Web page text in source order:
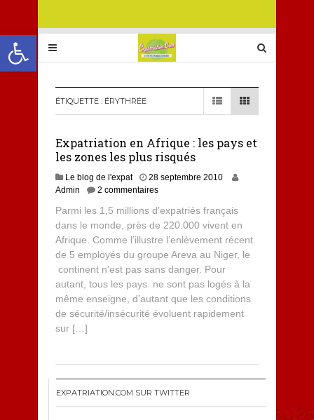
Ouvrir la barre d’outils
ÉTIQUETTE : ÉRYTHRÉE
Expatriation en Afrique : les pays et
les zones les plus risqués
Le blog de l'expat
28 septembre 2010
Admin
2 commentaires
Parmi les 1,5 millions d’expatriés français
dans le monde, près de 220.000 vivent en
Afrique. Comme l’illustre l’enlèvement récent
de 5 employés du groupe Areva au Niger, le
continent n’est pas sans danger. Pour
autant, tous les pays ne sont pas logés à la
même enseigne, d’autant que les conditions
de sécurité/insécurité évoluent rapidement
sur […]
EXPATRIATION.COM SUR TWITTER